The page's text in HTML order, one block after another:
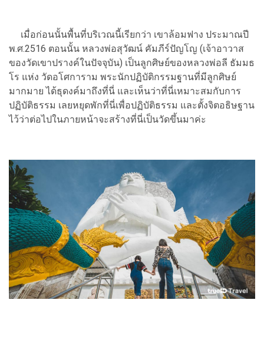
เมื่อก่อนนั้นพื้นที่บริเวณนี้เรียกว่า เขาล้อมฟาง ประมาณปี
พ.ศ.2516 ตอนนั้น หลวงพ่อสุวัฒน์ คัมภีร์ปัญโญ (เจ้าอาวาส
ของวัดเขาปรางค์ในปัจจุบัน) เป็นลูกศิษย์ของหลวงพ่อลี ธัมมธ
โร แห่ง วัดอโศการาม พระนักปฏิบัติกรรมฐานที่มีลูกศิษย์
มากมาย ได้ธุดงค์มาถึงที่นี่ และเห็นว่าที่นี่เหมาะสมกับการ
ปฏิบัติธรรม เลยหยุดพักที่นี่เพื่อปฏิบัติธรรม และตั้งจิตอธิษฐาน
ไว้ว่าต่อไปในภายหน้าจะสร้างที่นี่เป็นวัดขึ้นมาค่ะ